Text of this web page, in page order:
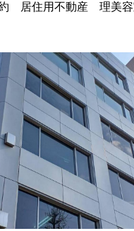
約 居住用不動産 理美